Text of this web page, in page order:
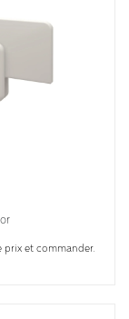
prix et commander.